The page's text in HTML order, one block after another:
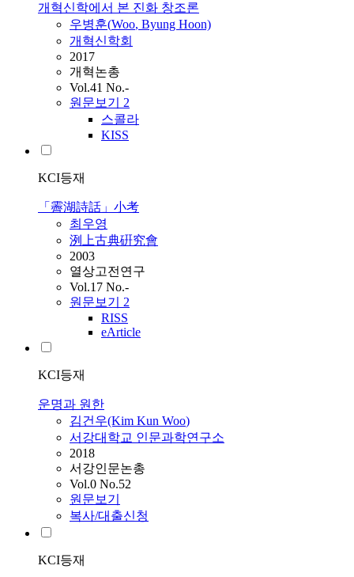
개혁신학에서 본 진화 창조론
우병훈(Woo, Byung Hoon)
개혁신학회
2017
개혁논총
Vol.41 No.-
원문보기 2
스콜라
KISS
KCI등재
「霽湖詩話」小考
최우영
洌上古典硏究會
2003
열상고전연구
Vol.17 No.-
원문보기 2
RISS
eArticle
KCI등재
운명과 원한
김건우(Kim Kun Woo)
서강대학교 인문과학연구소
2018
서강인문논총
Vol.0 No.52
원문보기
복사/대출신청
KCI등재